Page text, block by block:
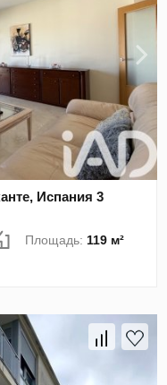
Испания 3
Площадь:119 м²